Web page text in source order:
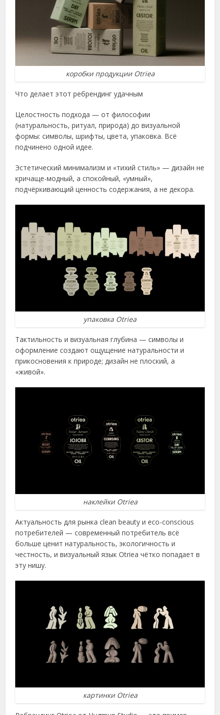
коробки продукции Otriea
Что делает этот ребрендинг удачным
Целостность подхода — от философии
(натуральность, ритуал, природа) до визуальной
формы: символы, шрифты, цвета, упаковка. Всё
подчинено одной идее.
Эстетический минимализм и «тихий стиль» — дизайн не
кричаще-модный, а спокойный, «умный»,
подчёркивающий ценность содержания, а не декора.
упаковка Otriea
Тактильность и визуальная глубина — символы и
оформление создают ощущение натуральности и
прикосновения к природе; дизайн не плоский, а
«живой».
наклейки Otriea
Актуальность для рынка clean beauty и eco-conscious
потребителей — современный потребитель всё
больше ценит натуральность, экологичность и
честность, и визуальный язык Otriea чётко попадает в
эту нишу.
картинки Otriea